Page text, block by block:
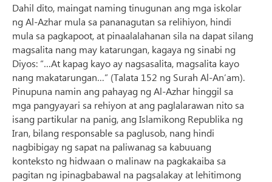
Dahil dito, maingat naming tinugunan ang mga iskolar
ng Al-Azhar mula sa pananagutan sa relihiyon, hindi
mula sa pagkapoot, at pinaalalahanan sila na dapat silang
magsalita nang may katarungan, kagaya ng sinabi ng
Diyos: “…At kapag kayo ay nagsasalita, magsalita kayo
nang makatarungan…” (Talata 152 ng Surah Al-An’am).
Pinupuna namin ang pahayag ng Al-Azhar hinggil sa
mga pangyayari sa rehiyon at ang paglalarawan nito sa
isang partikular na panig, ang Islamikong Republika ng
Iran, bilang responsable sa paglusob, nang hindi
nagbibigay ng sapat na paliwanag sa kabuuang
konteksto ng hidwaan o malinaw na pagkakaiba sa
pagitan ng ipinagbabawal na pagsalakay at lehitimong